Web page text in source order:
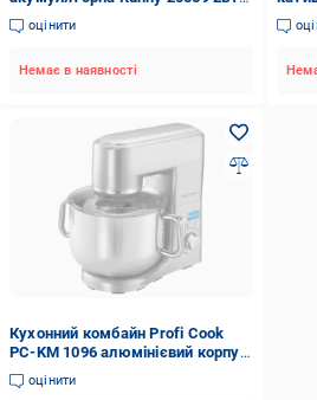
електрощіткою 4 леза 3
швидкості USB-C (25559)
оцінити
Немає в наявності
Кухонний комбайн Profi Cook
PC-KM 1096 алюмінієвий корпус
1500 Вт 10 л (1096)
оцінити